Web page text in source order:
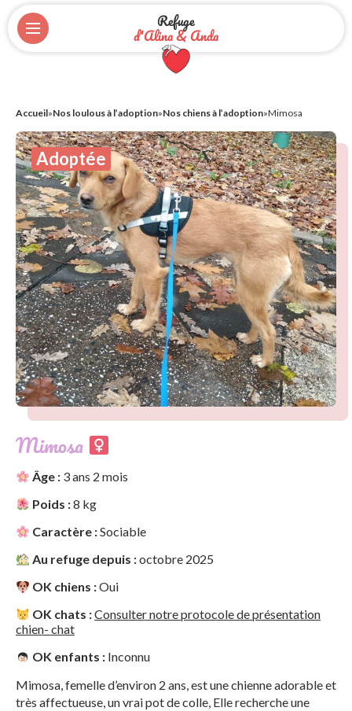
Refuge
d'Alina & Anda
Accueil»Nos loulous à l’adoption»Nos chiens à l’adoption»Mimosa
Adoptée
Mimosa
Âge : 3 ans 2 mois
Poids :8 kg
Caractère :Sociable
Au refuge depuis :octobre 2025
OK chiens :Oui
OK chats :Consulter notre protocole de présentation
chien- chat
OK enfants : Inconnu
Mimosa, femelle d’environ 2 ans, est une chienne adorable et
très affectueuse, un vrai pot de colle, Elle recherche une